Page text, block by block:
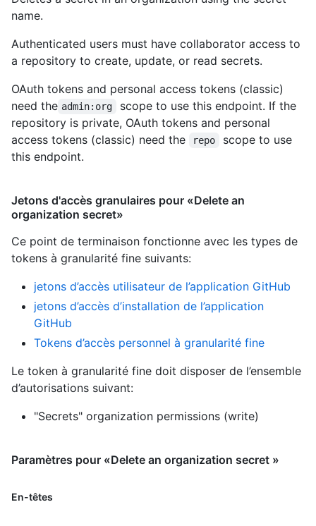
name.
Authenticated users must have collaborator access to
a repository to create, update, or read secrets.
OAuth tokens and personal access tokens (classic)
need the admin:org
scope to use this endpoint. If the
repository is private, OAuth tokens and personal
access tokens (classic) need the
repo
scope to use
this endpoint.
Jetons d'accès granulaires pour «Delete an
organization secret»
Ce point de terminaison fonctionne avec les types de
tokens à granularité fine suivants:
jetons d’accès utilisateur de l’application GitHub
jetons d’accès d’installation de l’application
GitHub
Tokens d’accès personnel à granularité fine
Le token à granularité fine doit disposer de l’ensemble
d’autorisations suivant:
"Secrets" organization permissions (write)
Paramètres pour «Delete an organization secret »
En-têtes